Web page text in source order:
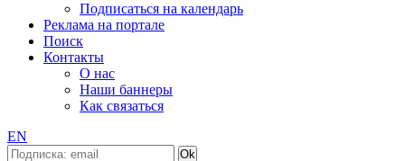
Подписаться на календарь
Реклама на портале
Поиск
Контакты
О нас
Наши баннеры
Как связаться
EN